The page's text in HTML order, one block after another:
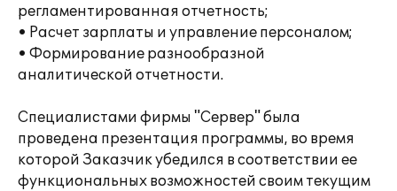
регламентированная отчетность;
• Расчет зарплаты и управление персоналом;
• Формирование разнообразной
аналитической отчетности.
Специалистами фирмы "Сервер" была
проведена презентация программы, во время
которой Заказчик убедился в соответствии ее
функциональных возможностей своим текущим